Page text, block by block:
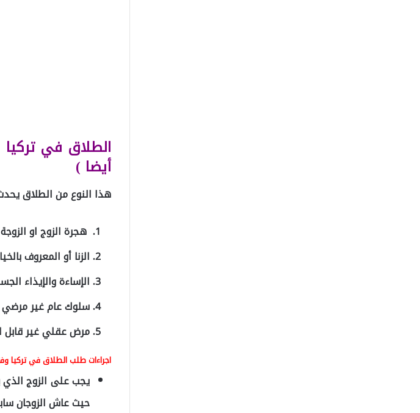
الطلاق في تركيا
أيضا )
هذا النوع من الطلاق
هجرة الزوج او
الزنا أو المعروف
الإساءة والإيذاء
سلوك عام غير مرضي
مرض عقلي غير قابل
اجراءات طلب الطلاق في تركيا
يجب على الزوج الذي
حيث عاش الزوجان